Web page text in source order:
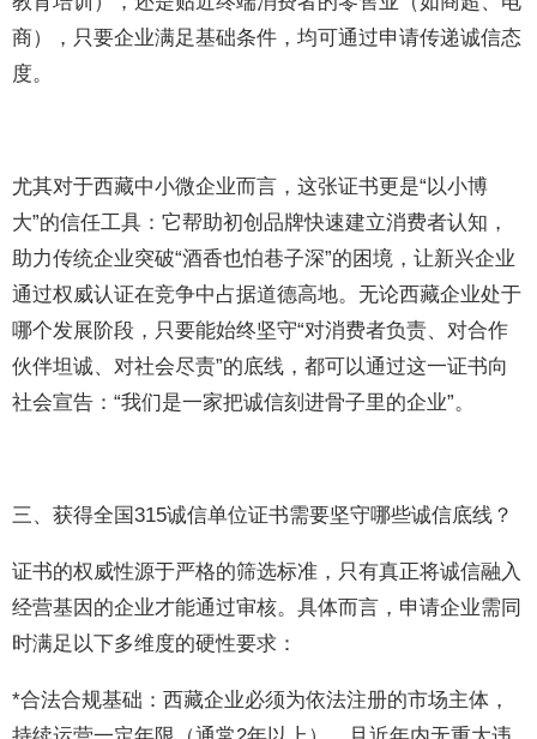
商），只要企业满足基础条件，均可通过申请传递诚信态
度。
尤其对于西藏中小微企业而言，这张证书更是“以小博
大”的信任工具：它帮助初创品牌快速建立消费者认知，
助力传统企业突破“酒香也怕巷子深”的困境，让新兴企业
通过权威认证在竞争中占据道德高地。无论西藏企业处于
哪个发展阶段，只要能始终坚守“对消费者负责、对合作
伙伴坦诚、对社会尽责”的底线，都可以通过这一证书向
社会宣告：“我们是一家把诚信刻进骨子里的企业”。
三、获得全国315诚信单位证书需要坚守哪些诚信底线？
证书的权威性源于严格的筛选标准，只有真正将诚信融入
经营基因的企业才能通过审核。具体而言，申请企业需同
时满足以下多维度的硬性要求：
*合法合规基础：西藏企业必须为依法注册的市场主体，